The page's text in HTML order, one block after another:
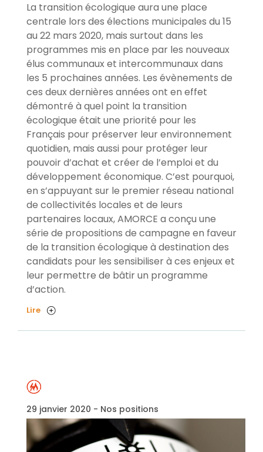
La transition écologique aura une place
centrale lors des élections municipales du 15
au 22 mars 2020, mais surtout dans les
programmes mis en place par les nouveaux
élus communaux et intercommunaux dans
les 5 prochaines années. Les évènements de
ces deux dernières années ont en effet
démontré à quel point la transition
écologique était une priorité pour les
Français pour préserver leur environnement
quotidien, mais aussi pour protéger leur
pouvoir d’achat et créer de l’emploi et du
développement économique. C’est pourquoi,
en s’appuyant sur le premier réseau national
de collectivités locales et de leurs
partenaires locaux, AMORCE a conçu une
série de propositions de campagne en faveur
de la transition écologique à destination des
candidats pour les sensibiliser à ces enjeux et
leur permettre de bâtir un programme
d’action.
Lire
29 janvier 2020 - Nos positions